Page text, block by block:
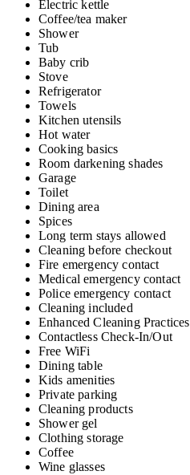
Electric kettle
Coffee/tea maker
Shower
Tub
Baby crib
Stove
Refrigerator
Towels
Kitchen utensils
Hot water
Cooking basics
Room darkening shades
Garage
Toilet
Dining area
Spices
Long term stays allowed
Cleaning before checkout
Fire emergency contact
Medical emergency contact
Police emergency contact
Cleaning included
Enhanced Cleaning Practices
Contactless Check-In/Out
Free WiFi
Dining table
Kids amenities
Private parking
Cleaning products
Shower gel
Clothing storage
Coffee
Wine glasses